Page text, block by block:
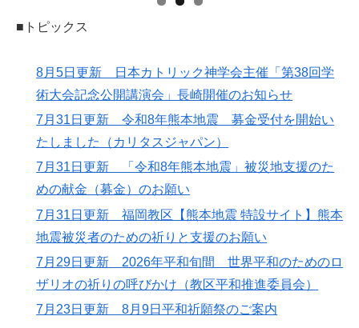
■トピックス
8月5日更新 日本カトリック神学会主催「第38回学
術大会記念公開講演会」長崎開催のお知らせ
7月31日更新 令和8年熊本地震 募金受付を開始い
たしました（カリタスジャパン）
7月31日更新 「令和8年熊本地震」被災地支援のた
めの献金（募金）のお願い
7月31日更新 福岡教区【熊本地震 特設サイト】熊本
地震被災者のための祈りと支援のお願い
7月29日更新 2026年平和旬間 世界平和のためのロ
ザリオの祈りの呼びかけ（教区平和推進委員会）
7月23日更新 8月9日平和祈願祭のご案内